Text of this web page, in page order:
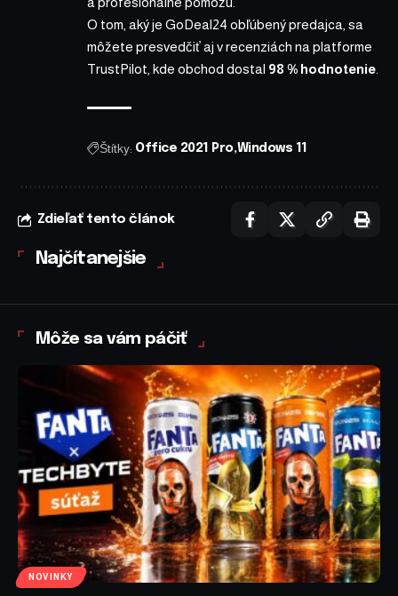
O tom, aký je GoDeal24 obľúbený predajca, sa
môžete presvedčiť aj v recenziách na platforme
TrustPilot, kde obchod dostal 98 % hodnotenie
Štítky: Office 2021 Pro Windows 11
Zdieľať tento článok
Najčítanejšie
Môže sa vám páčiť
NOVINKY